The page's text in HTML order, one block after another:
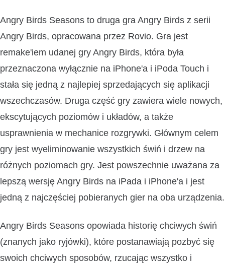
Angry Birds Seasons to druga gra Angry Birds z serii
Angry Birds, opracowana przez Rovio. Gra jest
remake'iem udanej gry Angry Birds, która była
przeznaczona wyłącznie na iPhone'a i iPoda Touch i
stała się jedną z najlepiej sprzedających się aplikacji
wszechczasów. Druga część gry zawiera wiele nowych,
ekscytujących poziomów i układów, a także
usprawnienia w mechanice rozgrywki. Głównym celem
gry jest wyeliminowanie wszystkich świń i drzew na
różnych poziomach gry. Jest powszechnie uważana za
lepszą wersję Angry Birds na iPada i iPhone'a i jest
jedną z najczęściej pobieranych gier na oba urządzenia.
Angry Birds Seasons opowiada historię chciwych świń
(znanych jako ryjówki), które postanawiają pozbyć się
swoich chciwych sposobów, rzucając wszystko i